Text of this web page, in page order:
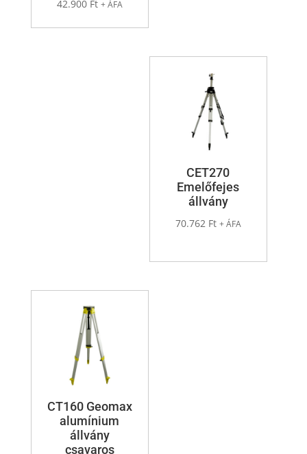
42.900 Ft + ÁFA
CET270
Emelőfejes
állvány
70.762 Ft + ÁFA
CT160 Geomax
alumínium
állvány
csavaros